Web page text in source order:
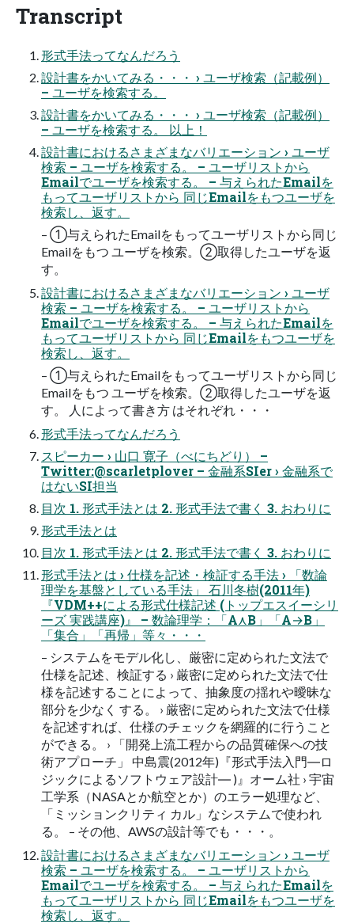
Transcript
形式手法ってなんだろう
設計書をかいてみる・・・ › ユーザ検索（記載例）
– ユーザを検索する。
設計書をかいてみる・・・ › ユーザ検索（記載例）
– ユーザを検索する。 以上！
設計書におけるさまざまなバリエーション › ユーザ
検索 – ユーザを検索する。 – ユーザリストから
Emailでユーザを検索する。 – 与えられたEmailを
もってユーザリストから 同じEmailをもつユーザを
検索し、返す。
– ①与えられたEmailをもってユーザリストから同じ
Emailをもつ ユーザを検索。②取得したユーザを返
す。
設計書におけるさまざまなバリエーション › ユーザ
検索 – ユーザを検索する。 – ユーザリストから
Emailでユーザを検索する。 – 与えられたEmailを
もってユーザリストから 同じEmailをもつユーザを
検索し、返す。
– ①与えられたEmailをもってユーザリストから同じ
Emailをもつ ユーザを検索。②取得したユーザを返
す。 人によって書き方 はそれぞれ・・・
形式手法ってなんだろう
スピーカー › 山口 寛子（べにちどり） –
Twitter:@scarletplover – 金融系SIer › 金融系で
はないSI担当
目次 1. 形式手法とは 2. 形式手法で書く 3. おわりに
形式手法とは
目次 1. 形式手法とは 2. 形式手法で書く 3. おわりに
形式手法とは › 仕様を記述・検証する手法 › 「数論
理学を基盤としている手法」 石川冬樹(2011年)
『VDM++による形式仕様記述 (トップエスイーシリ
ーズ 実践講座)』 – 数論理学：「A⋏B」「A→B」
「集合」「再帰」等々・・・
– システムをモデル化し、厳密に定められた文法で
仕様を記述、検証する › 厳密に定められた文法で仕
様を記述することによって、抽象度の揺れや曖昧な
部分を少なく する。 › 厳密に定められた文法で仕様
を記述すれば、仕様のチェックを網羅的に行うこと
ができる。 › 「開発上流工程からの品質確保への技
術アプローチ」 中島震(2012年)『形式手法入門―ロ
ジックによるソフトウェア設計― )』オーム社 › 宇宙
工学系（NASAとか航空とか）のエラー処理など、
「ミッションクリティ カル」なシステムで使われ
る。 – その他、AWSの設計等でも・・・。
設計書におけるさまざまなバリエーション › ユーザ
検索 – ユーザを検索する。 – ユーザリストから
Emailでユーザを検索する。 – 与えられたEmailを
もってユーザリストから 同じEmailをもつユーザを
検索し、返す。